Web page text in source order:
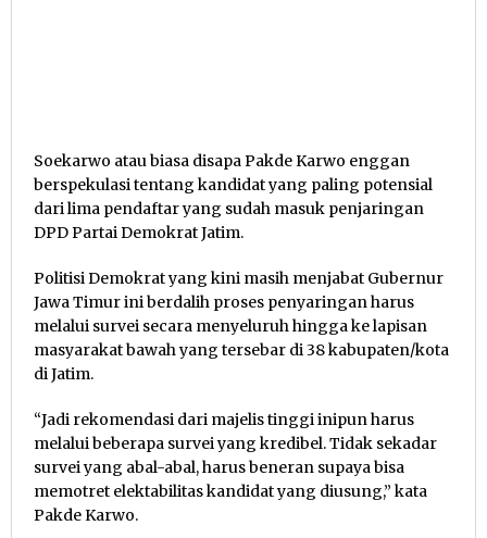
Soekarwo atau biasa disapa Pakde Karwo enggan
berspekulasi tentang kandidat yang paling potensial
dari lima pendaftar yang sudah masuk penjaringan
DPD Partai Demokrat Jatim.
Politisi Demokrat yang kini masih menjabat Gubernur
Jawa Timur ini berdalih proses penyaringan harus
melalui survei secara menyeluruh hingga ke lapisan
masyarakat bawah yang tersebar di 38 kabupaten/kota
di Jatim.
“Jadi rekomendasi dari majelis tinggi inipun harus
melalui beberapa survei yang kredibel. Tidak sekadar
survei yang abal-abal, harus beneran supaya bisa
memotret elektabilitas kandidat yang diusung,” kata
Pakde Karwo.